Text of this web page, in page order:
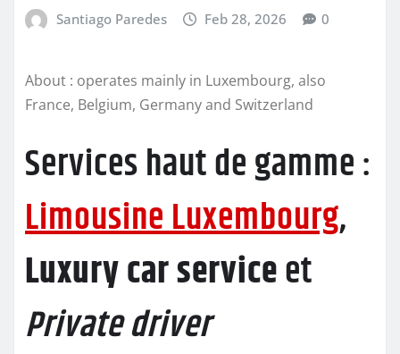
Santiago Paredes Feb 28, 2026 0
About : operates mainly in Luxembourg, also
France, Belgium, Germany and Switzerland
Services haut de gamme :
Limousine Luxembourg,
Luxury car serviceet
Private driver